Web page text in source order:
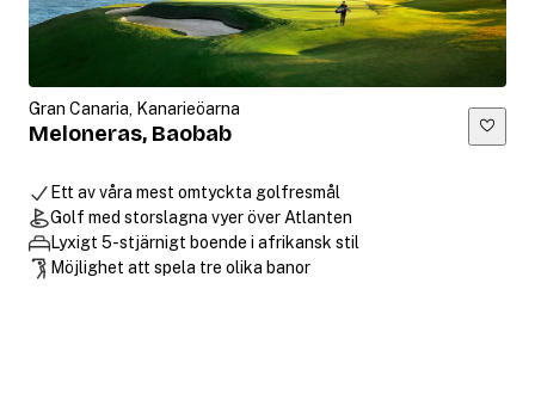
Gran Canaria, Kanarieöarna
Meloneras, Baobab
Ett av våra mest omtyckta golfresmål
Golf med storslagna vyer över Atlanten
Lyxigt 5-stjärnigt boende i afrikansk stil
Möjlighet att spela tre olika banor